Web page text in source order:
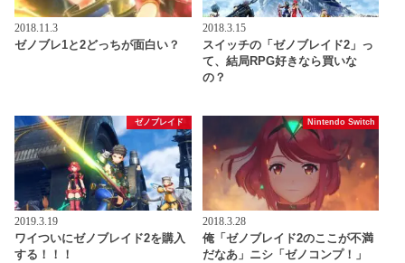
2018.11.3
ゼノブレ1と2どっちが面白い？
2018.3.15
スイッチの「ゼノブレイド2」っ
て、結局RPG好きなら買いな
の？
ゼノブレイド
2019.3.19
ワイついにゼノブレイド2を購入
する！！！
Nintendo Switch
2018.3.28
俺「ゼノブレイド2のここが不満
だなあ」ニシ「ゼノコンプ！」